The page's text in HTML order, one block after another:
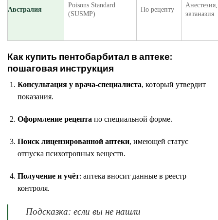
Австралия
Poisons Standard
(SUSMP)
По рецепту
Анестезия,
эвтаназия
Как купить пентобарбитал в аптеке:
пошаговая инструкция
Консультация у врача-специалиста, который утвердит
показания.
Оформление рецепта по специальной форме.
Поиск лицензированной аптеки, имеющей статус
отпуска психотропных веществ.
Получение и учёт: аптека вносит данные в реестр
контроля.
Подсказка: если вы не нашли